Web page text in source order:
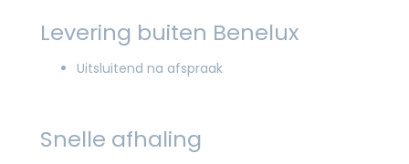
Levering buiten Benelux
Uitsluitend na afspraak
Snelle afhaling